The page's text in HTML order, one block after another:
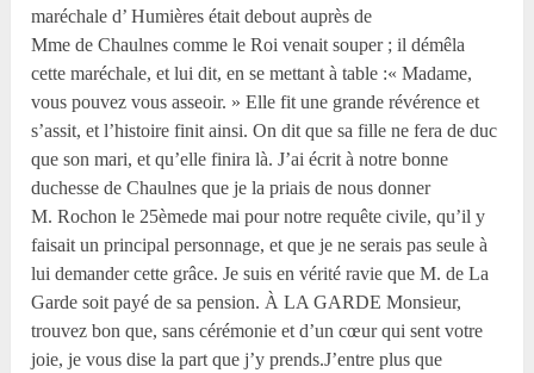
maréchale d’ Humières était debout auprès de
Mme de Chaulnes comme le Roi venait souper ; il démêla
cette maréchale, et lui dit, en se mettant à table :« Madame,
vous pouvez vous asseoir. » Elle fit une grande révérence et
s’assit, et l’histoire finit ainsi. On dit que sa fille ne fera de duc
que son mari, et qu’elle finira là. J’ai écrit à notre bonne
duchesse de Chaulnes que je la priais de nous donner
M. Rochon le 25èmede mai pour notre requête civile, qu’il y
faisait un principal personnage, et que je ne serais pas seule à
lui demander cette grâce. Je suis en vérité ravie que M. de La
Garde soit payé de sa pension. À LA GARDE Monsieur,
trouvez bon que, sans cérémonie et d’un cœur qui sent votre
joie, je vous dise la part que j’y prends.J’entre plus que